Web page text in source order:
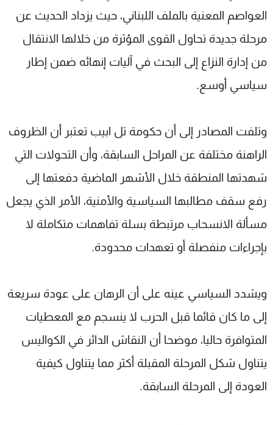
العواصم المعنية بالملف اللبناني، حيث يزداد الحديث عن
مرحلة جديدة تحاول القوى المؤثرة من خلالها الانتقال
من إدارة النزاع إلى البحث في آليات إنهائه ضمن إطار
سياسي أوسع.
وتلفت المصادر إلى أن حكومة تل ابيب تعتبر أن الظروف
الراهنة مختلفة عن المراحل السابقة، وأن التحولات التي
شهدتها المنطقة خلال الأشهر الماضية دفعتها إلى
رفع سقف مطالبها السياسية والأمنية، الأمر الذي يجعل
مسألة الانسحاب مرتبطة بسلة تفاهمات متكاملة لا
بإجراءات منفصلة أو تعهدات محدودة.
ويشدد السياسي عينه على أن الرهان على عودة سريعة
إلى ما كان قائما قبل الحرب لا ينسجم مع المعطيات
المتوافرة حاليا، موضحا أن النقاش الدائر في الكواليس
يتناول شكل المرحلة المقبلة أكثر مما يتناول كيفية
العودة إلى المرحلة السابقة.